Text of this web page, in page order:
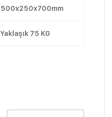
500x250x700mm
Yaklaşık 75 KG